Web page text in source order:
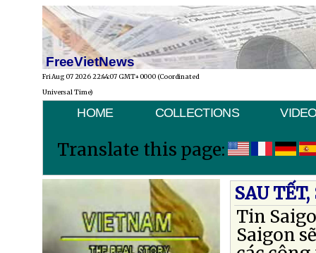
FreeVietNews
Fri Aug 07 2026 22:44:07 GMT+0000 (Coordinated
Universal Time)
HOME COLLECTIONS
Translate this page:
SAU
Tin
Saigon